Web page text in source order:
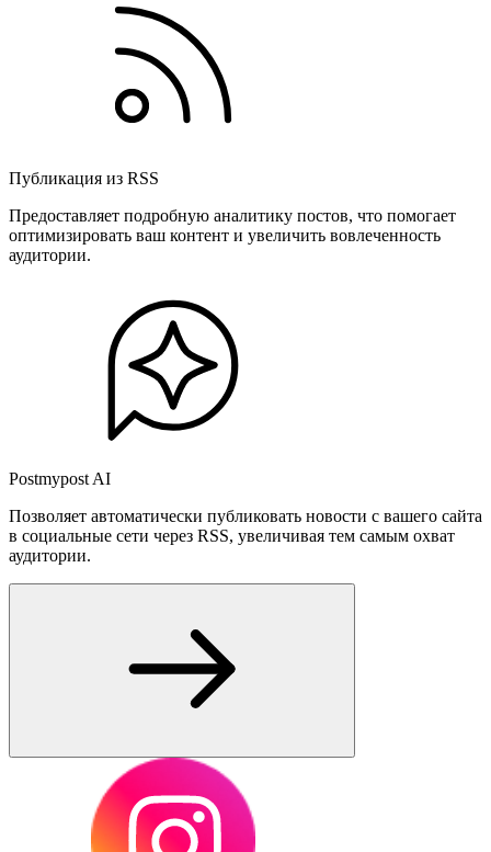
Публикация из RSS
Предоставляет подробную аналитику постов, что помогает
оптимизировать ваш контент и увеличить вовлеченность
аудитории.
Postmypost AI
Позволяет автоматически публиковать новости с вашего сайта
в социальные сети через RSS, увеличивая тем самым охват
аудитории.